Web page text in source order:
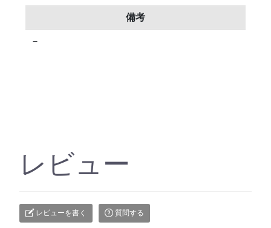
備考
－
レビュー
レビューを書く 質問する